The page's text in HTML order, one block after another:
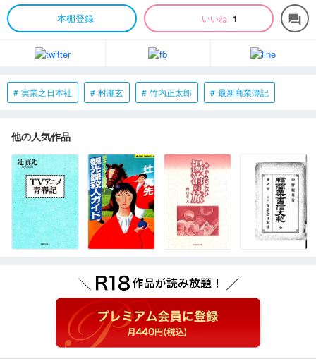
本棚登録 いいね 1 forum
実業之日本社 村瀬玄 竹内正太郎 最新商業簿記
他の人気作品